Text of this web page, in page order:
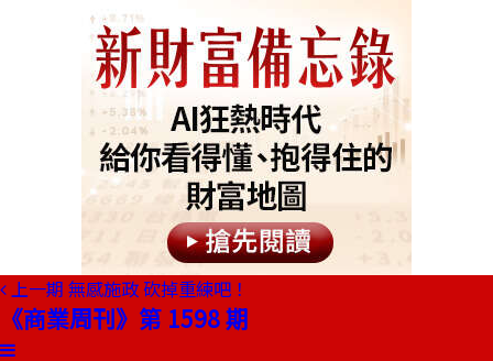
上一期 無感施政 砍掉重練吧！
《商業周刊》第 1598 期